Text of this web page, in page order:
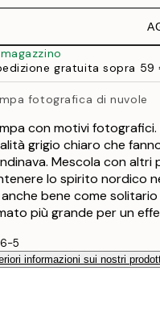
gratuita sopra 59
fotografica di nuvole
con motivi
grigio chiaro che
Mescola con altri
lo spirito nordico
bene come
più grande per un
5
informazioni sui nostri